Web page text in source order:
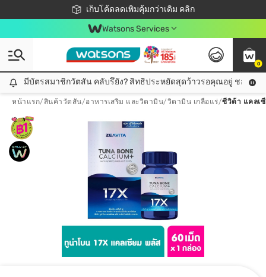
เก็บโค้ดลดเพิ่มคุ้มกว่าเดิม คลิก
ชอปออนไลน์ครั้งแรก ลดเพิ่มจุก ๆ 10%! 🎉
📦ส่งฟรี! เมื่อชอป 499฿
สมาชิกวัตสัน คลับดียังไง?
Watsons Services
0
มีบัตรสมาชิกวัตสัน คลับรึยัง? สิทธิประหยัดสุดว้าวรอคุณอยู่ ชอปคุ้มกว่าเดิม คลิก!
มีบัตรสมาชิกวัตสัน คลับรึยัง? สิทธิประหยัดสุดว้าวรอคุณอยู่ ชอปคุ้มก
หน้าแรก/สินค้าวัตสัน/อาหารเสริม และวิตามิน/วิตามิน เกลือแร่/ซีวิต้า แคลเ